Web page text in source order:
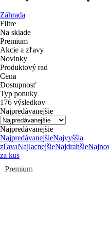
Záhrada
Filtre
Na sklade
Premium
Akcie a zľavy
Novinky
Produktový rad
Cena
Dostupnosť
Typ ponuky
176 výsledkov
Najpredávanejšie
Najpredávanejšie
NajpredávanejšieNajvyššia
zľavaNajlacnejšieNajdrahšie
za kus
Premium